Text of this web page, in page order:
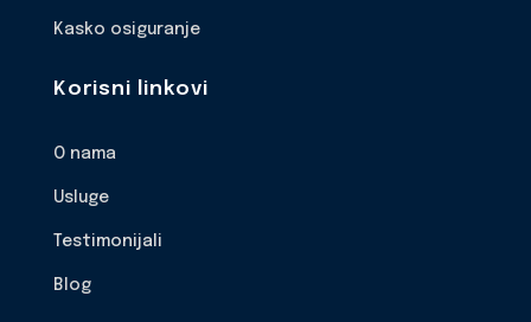
Kasko osiguranje
Korisni linkovi
O nama
Usluge
Testimonijali
Blog